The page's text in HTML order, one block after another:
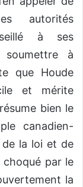
autorités
à ses
à
que Houde
et mérite
résume bien le
canadien-
la loi et de
choqué par le
la